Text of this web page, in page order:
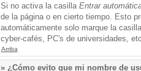
Si no activa la casilla Entrar
de la página o en cierto tiempo. Esto
automáticamente solo marque la
cyber-cafés, PC's de universidades,
Arriba
» ¿Cómo evito que mi nombre de